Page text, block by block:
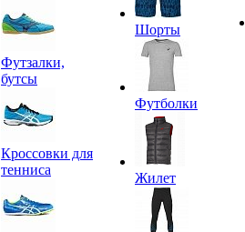
Футзалки,
бутсы
Кроссовки для
тенниса
Шорты
Футболки
Жилет